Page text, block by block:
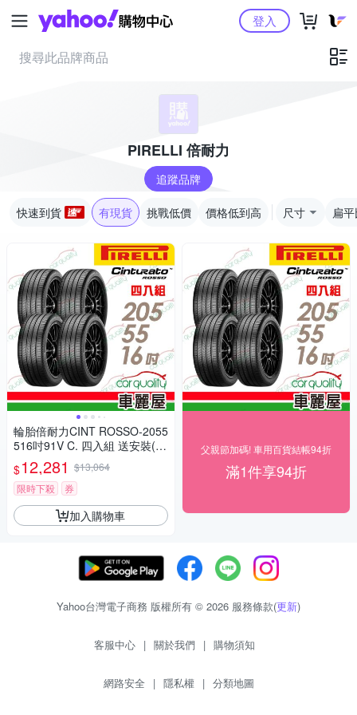
Yahoo購物中心登入
PIRELLI 倍耐力
追蹤品牌
快速到貨 有現貨 挑戰低價 價格低到高 尺寸 扁
輪胎倍耐力CINT ROSSO-2055
516吋91V C. 四入組 送安裝(車
麗屋)
$12,281 $13,064
限時下殺
券
加入購物車
父親節加碼! 車用百貨結帳94折
滿1件享94折
Yahoo台灣電子商務 版權所有 © 2026 服務條款(更新)
客服中心 | 關於我們 | 購物須知
網路安全 | 隱私權 | 分類地圖